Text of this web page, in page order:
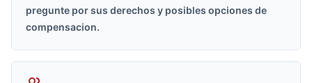
pregunte por sus derechos y posibles opciones de
compensacion.